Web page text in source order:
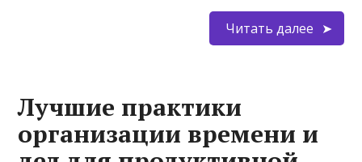
Читать далее
Лучшие практики
организации времени и